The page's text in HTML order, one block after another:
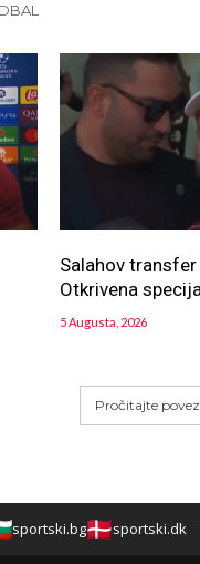
Salahov transfer
Otkrivena
5 Augusta, 2026
Pročitajte
sportski.bg sportski.dk